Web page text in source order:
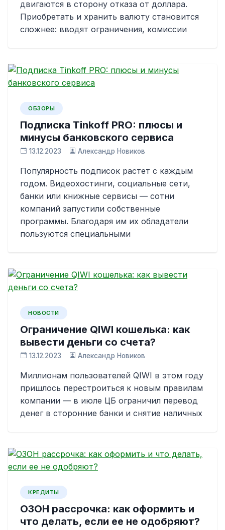
двигаются в сторону отказа от доллара.
Приобретать и хранить валюту становится
сложнее: вводят ограничения, комиссии
ОБЗОРЫ
Подписка Tinkoff PRO: плюсы и
минусы банковского сервиса
13.12.2023 Александр Новиков
Популярность подписок растет с каждым
годом. Видеохостинги, социальные сети,
банки или книжные сервисы — сотни
компаний запустили собственные
программы. Благодаря им их обладатели
пользуются специальными
НОВОСТИ
Ограничение QIWI кошелька: как
вывести деньги со счета?
13.12.2023 Александр Новиков
Миллионам пользователей QIWI в этом году
пришлось перестроиться к новым правилам
компании — в июле ЦБ ограничил перевод
денег в сторонние банки и снятие наличных
КРЕДИТЫ
ОЗОН рассрочка: как оформить и
что делать, если ее не одобряют?